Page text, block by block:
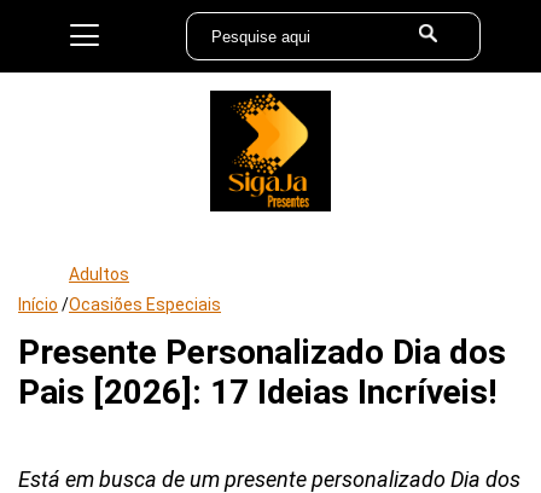
Início /
Adultos
Ocasiões Especiais
Presente Personalizado Dia dos
Pais [2026]: 17 Ideias Incríveis!
Está em busca de um presente personalizado Dia dos